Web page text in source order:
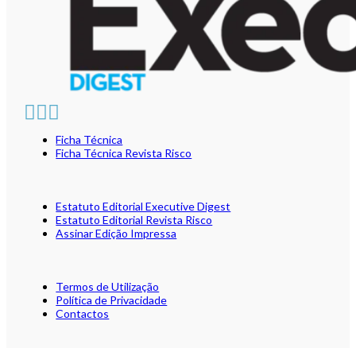
Ficha Técnica
Ficha Técnica Revista Risco
Estatuto Editorial Executive Digest
Estatuto Editorial Revista Risco
Assinar Edição Impressa
Termos de Utilização
Política de Privacidade
Contactos